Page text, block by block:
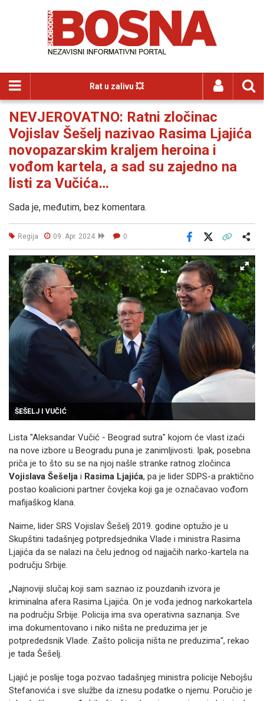
Rat u zalivu 💥
NEVJEROVATNO: Ratni zločinac
Vojislav Šešelj nazivao Rasima Ljajića
novopazarskim kraljem heroina i
vođom kartela, a sad su zajedno na
listi za Vučića…
Sada je, međutim, bez komentara.
Regija 09. Apr. 2024 0
Facebook
ŠEŠELJ I VUČIĆ
Lista "Aleksandar Vučić - Beograd sutra" kojom će vlast izaći
na nove izbore u Beogradu puna je zanimljivosti. Ipak, posebna
priča je to što su se na njoj našle stranke ratnog zločinca
Vojislava Šešelja i Rasima Ljajića, pa je lider SDPS-a praktično
postao koalicioni partner čovjeka koji ga je označavao vođom
mafijaškog klana.
Naime, lider SRS Vojislav Šešelj 2019. godine optužio je u
Skupštini tadašnjeg potpredsjednika Vlade i ministra Rasima
Ljajića da se nalazi na čelu jednog od najjačih narko-kartela na
području Srbije.
„Najnoviji slučaj koji sam saznao iz pouzdanih izvora je
kriminalna afera Rasima Ljajića. On je vođa jednog narkokartela
na području Srbije. Policija ima sva operativna saznanja. Sve
ima dokumentovano i niko ništa ne preduzima jer je
potprededsnik Vlade. Zašto policija ništa ne preduzima“, rekao
je tada Šešelj.
Ljajić je poslije toga pozvao tadašnjeg ministra policije Nebojšu
Stefanovića i sve službe da iznesu podatke o njemu. Poručio je